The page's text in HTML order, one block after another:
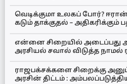
வெடிக்குமா உலகப் போர்?
கடும் தாக்குதல் – அதிகரிக்கும்
என்னை சிறையில் அடைப்பது
அரசியல் சவால் விடுத்த நாமல்
ராஜபக்சக்களை சிறைக்கு
அரசின் திட்டம் :